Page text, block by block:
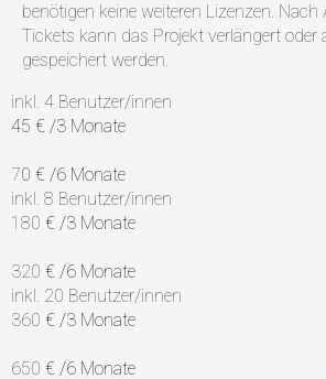
benötigen keine weiteren Lizenzen. Nach
Tickets kann das Projekt verlängert oder
gespeichert werden.
inkl. 4 Benutzer/innen
45 € /3 Monate
70 € /6 Monate
inkl. 8 Benutzer/innen
180 € /3 Monate
320 € /6 Monate
inkl. 20 Benutzer/innen
360 € /3 Monate
650 € /6 Monate